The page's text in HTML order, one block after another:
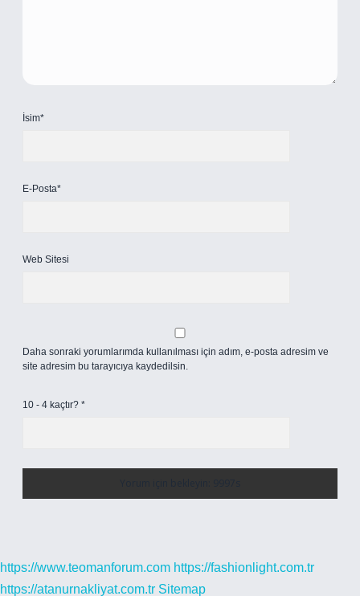
İsim*
E-Posta*
Web Sitesi
Daha sonraki yorumlarımda kullanılması için adım, e-posta adresim ve
site adresim bu tarayıcıya kaydedilsin.
10 - 4 kaçtır? *
https://www.teomanforum.com https://fashionlight.com.tr
https://atanurnakliyat.com.tr Sitemap